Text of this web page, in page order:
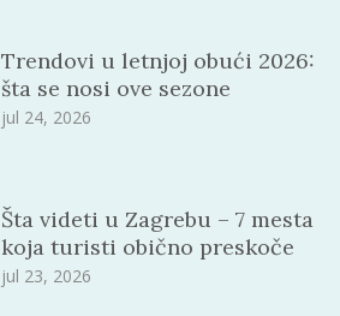
Trendovi u letnjoj obući 2026:
šta se nosi ove sezone
jul 24, 2026
Šta videti u Zagrebu – 7 mesta
koja turisti obično preskoče
jul 23, 2026